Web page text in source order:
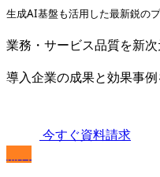
生成AI基盤も活用した最新鋭の
業務・サービス品質を新
導入企業の成果と効果事
今すぐ資料請求